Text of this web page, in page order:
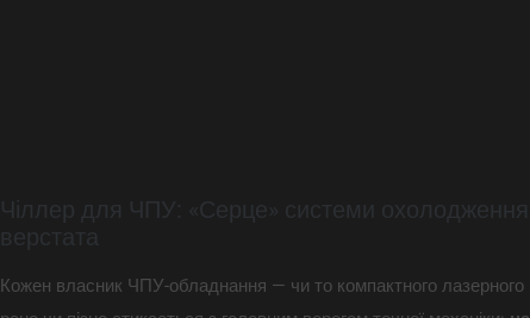
Чіллер для ЧПУ: «Серце» системи охолодження
Кожен власник ЧПУ-обладнання — чи то компактного